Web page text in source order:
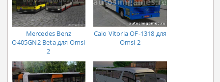
Mercedes Benz
O405GN2 Beta для Omsi
2
Caio Vitoria OF-1318 для
Omsi 2